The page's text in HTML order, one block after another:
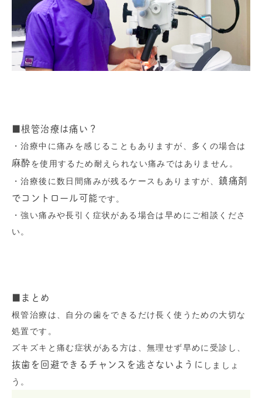
■根管治療は痛い？
・治療中に痛みを感じることもありますが、多くの場合は
麻酔を使用するため耐えられない痛みではありません。
・治療後に数日間痛みが残るケースもありますが、鎮痛剤
でコントロール可能です。
・強い痛みや長引く症状がある場合は早めにご相談くださ
い。
■まとめ
根管治療は、自分の歯をできるだけ長く使うための大切な
処置です。
ズキズキと痛む症状がある方は、無理せず早めに受診し、
抜歯を回避できるチャンスを逃さないように しましょ
う。